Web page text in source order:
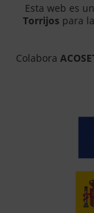
Esta web es
Torrijos para
Colabora